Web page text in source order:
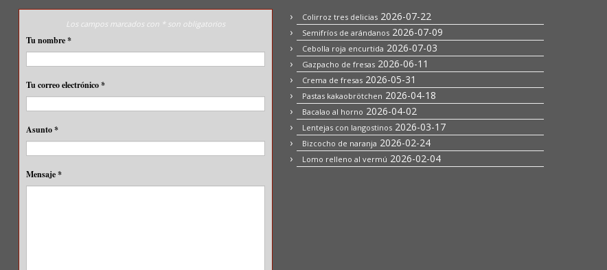
Los campos marcados con * son obligatorios
Tu nombre*
Tu correo electrónico*
Asunto*
Mensaje*
Colirroz tres delicias 2026-07-22
Semifríos de arándanos 2026-07-09
Cebolla roja encurtida 2026-07-03
Gazpacho de fresas 2026-06-11
Crema de fresas 2026-05-31
Pastas kakaobrötchen 2026-04-18
Bacalao al horno 2026-04-02
Lentejas con langostinos 2026-03-17
Bizcocho de naranja 2026-02-24
Lomo relleno al vermú 2026-02-04